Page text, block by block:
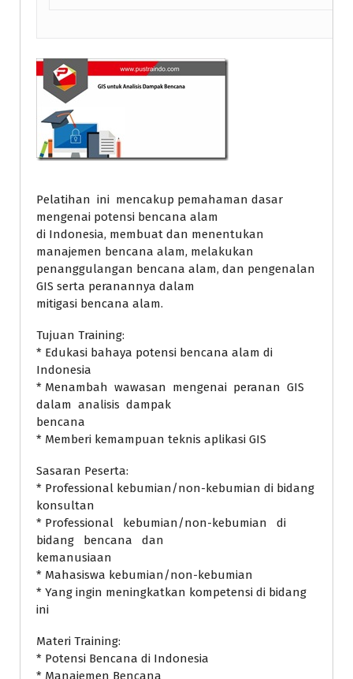
Pelatihan ini mencakup pemahaman dasar
mengenai potensi bencana alam
di Indonesia, membuat dan menentukan
manajemen bencana alam, melakukan
penanggulangan bencana alam, dan pengenalan
GIS serta peranannya dalam
mitigasi bencana alam.
Tujuan Training:
* Edukasi bahaya potensi bencana alam di
Indonesia
* Menambah wawasan mengenai peranan GIS
dalam analisis dampak
bencana
* Memberi kemampuan teknis aplikasi GIS
Sasaran Peserta:
* Professional kebumian/non-kebumian di bidang
konsultan
* Professional kebumian/non-kebumian di
bidang bencana dan
kemanusiaan
* Mahasiswa kebumian/non-kebumian
* Yang ingin meningkatkan kompetensi di bidang
ini
Materi Training:
* Potensi Bencana di Indonesia
* Manajemen Bencana